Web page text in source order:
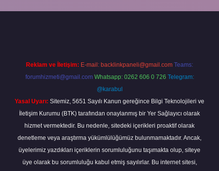
Reklam ve İletişim: E-mail: backlinkpaneli@gmail.com Teams:
forumhizmeti@gmail.com Whatsapp: 0262 606 0 726 Telegram:
@karabul
Yasal Uyarı: Sitemiz, 5651 Sayılı Kanun gereğince Bilgi Teknolojileri ve
İletişim Kurumu (BTK) tarafından onaylanmış bir Yer Sağlayıcı olarak
hizmet vermektedir. Bu nedenle, sitedeki içerikleri proaktif olarak
denetleme veya araştırma yükümlülüğümüz bulunmamaktadır. Ancak,
üyelerimiz yazdıkları içeriklerin sorumluluğunu taşımakta olup, siteye
üye olarak bu sorumluluğu kabul etmiş sayılırlar. Bu internet sitesi,